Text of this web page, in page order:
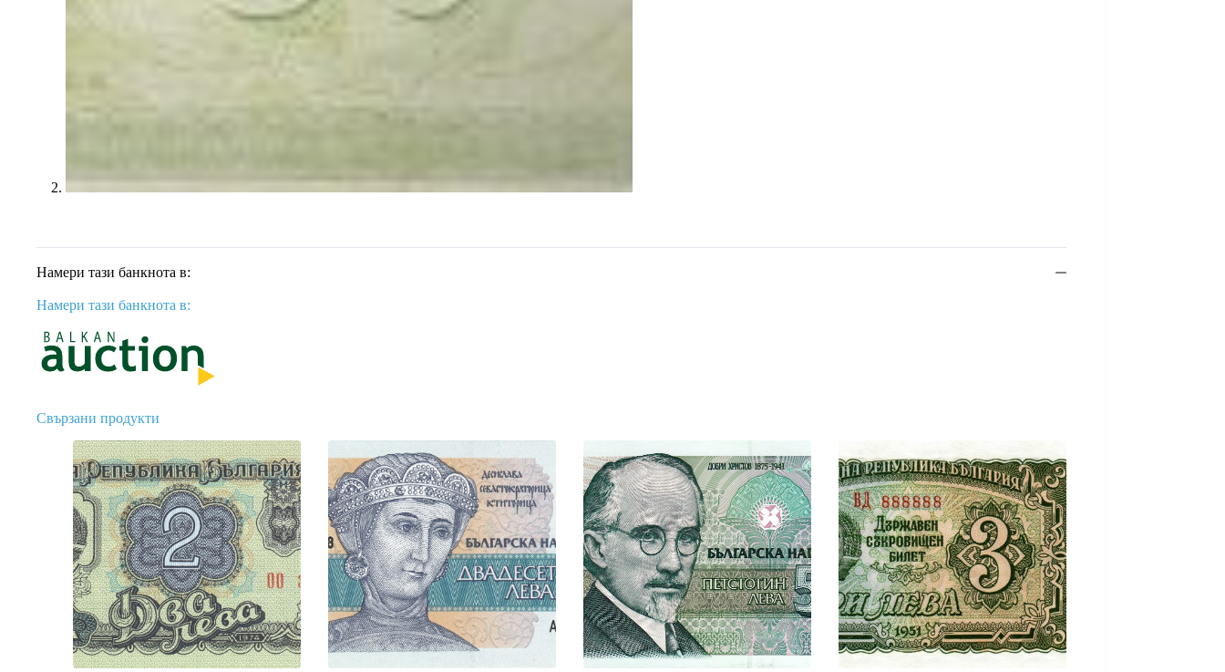
Намери тази банкнота в:
Намери тази банкнота в:
Свързани продукти